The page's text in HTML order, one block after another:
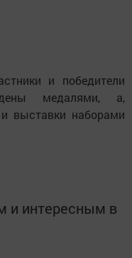
и победители
медалями, а,
выставки наборами
и интересным в